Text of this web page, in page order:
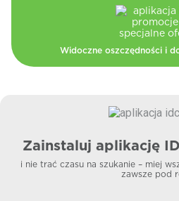
Widoczne oszczędności i
Zainstaluj aplikację
i nie trać czasu na szukanie – miej
zawsze pod